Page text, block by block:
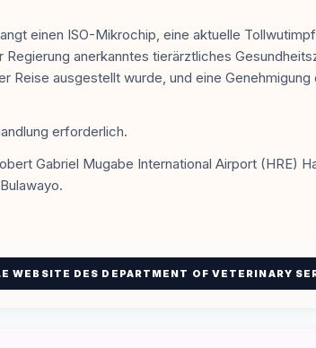
einen ISO-Mikrochip, eine aktuelle
Regierung anerkanntes tierärztliches
Reise ausgestellt wurde, und eine
erforderlich.
Gabriel Mugabe International Airport (HRE)
WEBSITE DES DEPARTMENT OF VETERINARY